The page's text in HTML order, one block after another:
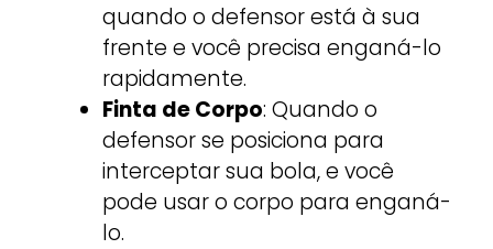
quando o defensor está à sua
frente e você precisa enganá-lo
rapidamente.
Finta de Corpo: Quando o
defensor se posiciona para
interceptar sua bola, e você
pode usar o corpo para enganá-
lo.